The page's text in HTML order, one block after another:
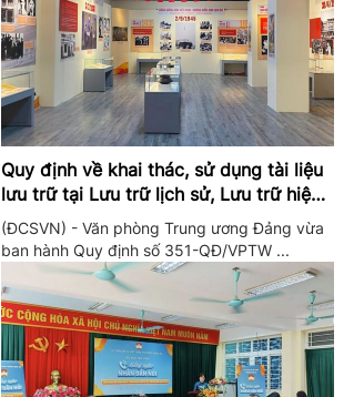
Quy định về khai thác, sử dụng tài liệu
lưu trữ tại Lưu trữ lịch sử, Lưu trữ hiện
hành của Trung ương Đảng và Văn
phòng Trung ương Đảng
(ĐCSVN) - Văn phòng Trung ương Đảng vừa
ban hành Quy định số 351-QĐ/VPTW ...